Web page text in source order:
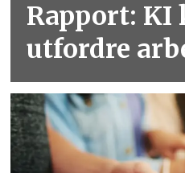
Rapport: KI
utfordre